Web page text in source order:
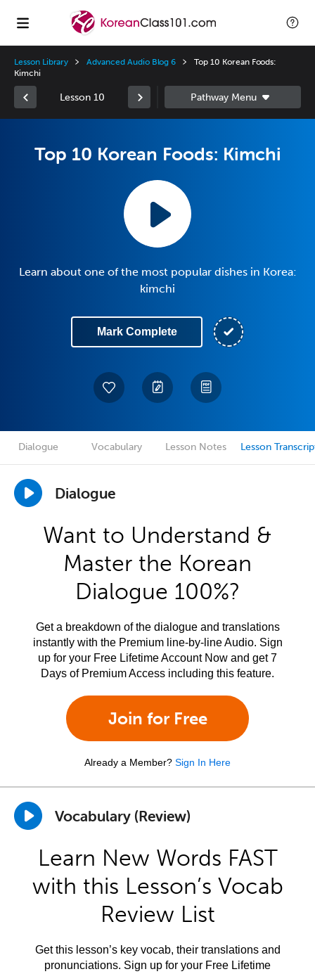
Lesson Library Advanced Audio Blog 6
Top 10 Korean Foods:
Kimchi
Lesson 10
Top 10 Korean Foods: Kimchi
Learn about one of the most popular dishes in Korea:
kimchi
Mark Complete
Dialogue Vocabulary Lesson Notes Lesson
Dialogue
Want to Understand &
Master the Korean
Dialogue 100%?
Get a breakdown of the dialogue and translations
instantly with the Premium line-by-line Audio. Sign
up for your Free Lifetime Account Now and get 7
Days of Premium Access including this feature.
Join for Free
Already a Member? Sign In Here
Vocabulary (Review)
Learn New Words FAST
with this Lesson’s Vocab
Review List
Get this lesson’s key vocab, their translations and
pronunciations. Sign up for your Free Lifetime